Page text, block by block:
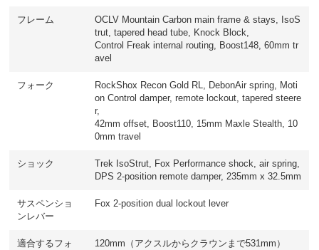
フレーム
OCLV Mountain Carbon main frame & stays, IsoS
trut, tapered head tube, Knock Block,
Control Freak internal routing, Boost148, 60mm tr
avel
フォーク
RockShox Recon Gold RL, DebonAir spring, Moti
on Control damper, remote lockout, tapered steere
r,
42mm offset, Boost110, 15mm Maxle Stealth, 10
0mm travel
ショック
Trek IsoStrut, Fox Performance shock, air spring,
DPS 2-position remote damper, 235mm x 32.5mm
サスペンショ
ンレバー
Fox 2-position dual lockout lever
適合するフォ
120mm（アクスルからクラウンまで531mm）